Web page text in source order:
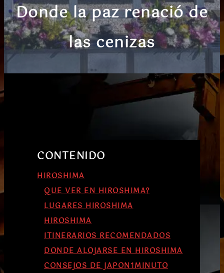
Donde la paz renació de
las cenizas
CONTENIDO
HIROSHIMA
QUE VER EN HIROSHIMA?
LUGARES HIROSHIMA
HIROSHIMA
ITINERARIOS RECOMENDADOS
DONDE ALOJARSE EN HIROSHIMA
CONSEJOS DE JAPON1MINUTO